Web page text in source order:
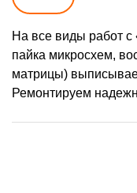
На все виды работ с
пайка микросхем,
матрицы)
Ремонтируем